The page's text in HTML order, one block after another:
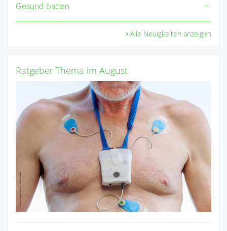
Gesund baden
Alle Neuigkeiten anzeigen
Ratgeber Thema im August